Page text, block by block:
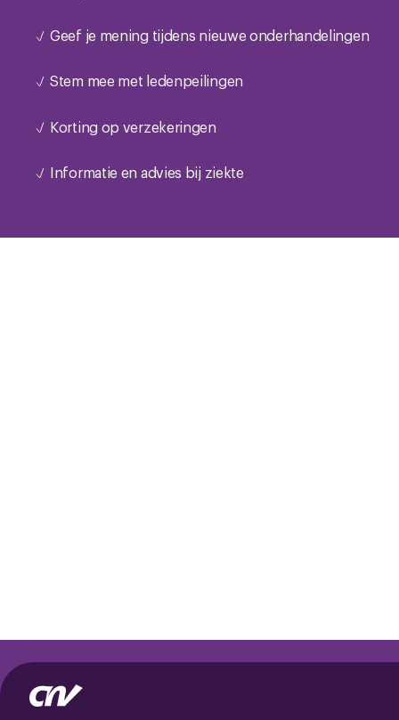
Geef je mening tijdens nieuwe onderhandelingen
Stem mee met ledenpeilingen
Korting op verzekeringen
Informatie en advies bij ziekte